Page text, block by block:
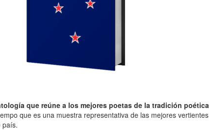
que reúne a los mejores poetas de la tradición poética
que es una muestra representativa de las mejores vertientes
país.